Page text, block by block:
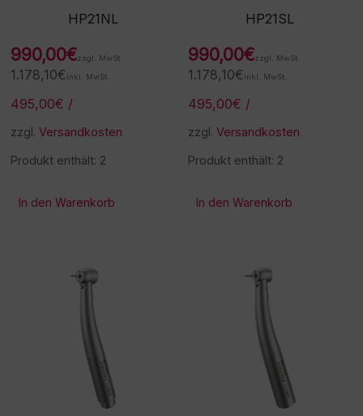
HP21NL
990,00€zzgl. MwSt.
1.178,10€ inkl. MwSt.
495,00€ /
zzgl.Versandkosten
Produkt enthält: 2
In den Warenkorb
HP21SL
990,00€zzgl. MwSt.
1.178,10€ inkl. MwSt.
495,00€ /
zzgl.Versandkosten
Produkt enthält: 2
In den Warenkorb